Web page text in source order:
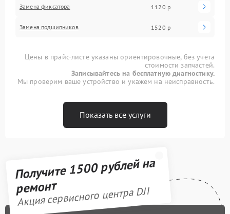
Замена фиксатора 1120 р
Замена подшипников 1520 р
Цены в прайс-листе указаны ориентировочные, без учета
стоимости запчастей.
Записывайтесь на бесплатную диагностику.
Мы проверим ваше устройство и укажем на неисправность.
Показать все услуги
Получите 1500 рублей на
ремонт
Акция сервисного центра DJI